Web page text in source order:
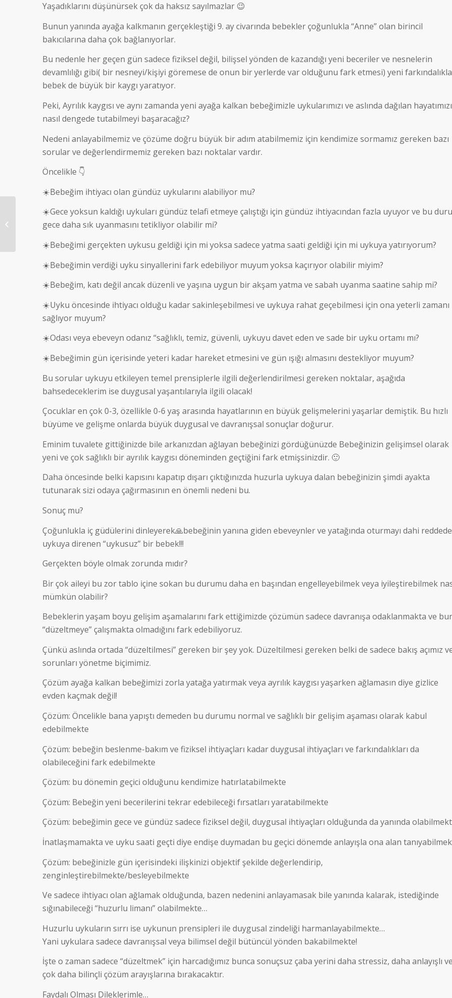
Yaşadıklarını düşünürsek çok da haksız sayılmazlar 😉
Bunun yanında ayağa kalkmanın gerçekleştiği 9. ay civarında bebekler çoğunlukla “Anne” olan birincil
bakıcılarına daha çok bağlanıyorlar.
Bu nedenle her geçen gün sadece fiziksel değil, bilişsel yönden de kazandığı yeni beceriler ve nesnelerin
devamlılığı gibi( bir nesneyi/kişiyi göremese de onun bir yerlerde var olduğunu fark etmesi) yeni
bebek de büyük bir kaygı yaratıyor.
Peki, Ayrılık kaygısı ve aynı zamanda yeni ayağa kalkan bebeğimizle uykularımızı ve aslında dağılan hayatımızı
nasıl dengede tutabilmeyi başaracağız?
Nedeni anlayabilmemiz ve çözüme doğru büyük bir adım atabilmemiz için kendimize sormamız gereken bazı
sorular ve değerlendirmemiz gereken bazı noktalar vardır.
Öncelikle 👇
☀️Bebeğim ihtiyacı olan gündüz uykularını alabiliyor mu?
☀️Gece yoksun kaldığı uykuları gündüz telafi etmeye çalıştığı için gündüz ihtiyacından fazla uyuyor ve bu
gece daha sık uyanmasını tetikliyor olabilir mi?
☀️Bebeğimi gerçekten uykusu geldiği için mi yoksa sadece yatma saati geldiği için mi uykuya yatırıyorum?
☀️Bebeğimin verdiği uyku sinyallerini fark edebiliyor muyum yoksa kaçırıyor olabilir miyim?
☀️Bebeğim, katı değil ancak düzenli ve yaşına uygun bir akşam yatma ve sabah uyanma saatine sahip mi?
☀️Uyku öncesinde ihtiyacı olduğu kadar sakinleşebilmesi ve uykuya rahat geçebilmesi için ona yeterli zamanı
sağlıyor muyum?
☀️Odası veya ebeveyn odanız “sağlıklı, temiz, güvenli, uykuyu davet eden ve sade bir uyku ortamı mı?
☀️Bebeğimin gün içerisinde yeteri kadar hareket etmesini ve gün ışığı almasını destekliyor muyum?
Bu sorular uykuyu etkileyen temel prensiplerle ilgili değerlendirilmesi gereken noktalar, aşağıda
bahsedeceklerim ise duygusal yaşantılarıyla ilgili olacak!
Çocuklar en çok 0-3, özellikle 0-6 yaş arasında hayatlarının en büyük gelişmelerini yaşarlar demiştik. Bu hızlı
büyüme ve gelişme onlarda büyük duygusal ve davranışsal sonuçlar doğurur.
Eminim tuvalete gittiğinizde bile arkanızdan ağlayan bebeğinizi gördüğünüzde Bebeğinizin gelişimsel olarak
yeni ve çok sağlıklı bir ayrılık kaygısı döneminden geçtiğini fark etmişsinizdir. 🙂
Daha öncesinde belki kapısını kapatıp dışarı çıktığınızda huzurla uykuya dalan bebeğinizin şimdi ayakta
tutunarak sizi odaya çağırmasının en önemli nedeni bu.
Sonuç mu?
Çoğunlukla iç güdülerini dinleyerek🙏bebeğinin yanına giden ebeveynler ve yatağında oturmayı dahi
uykuya direnen “uykusuz” bir bebek!!!
Gerçekten böyle olmak zorunda mıdır?
Bir çok aileyi bu zor tablo içine sokan bu durumu daha en başından engelleyebilmek veya iyileştirebilmek
mümkün olabilir?
Bebeklerin yaşam boyu gelişim aşamalarını fark ettiğimizde çözümün sadece davranışa odaklanmakta ve
“düzeltmeye” çalışmakta olmadığını fark edebiliyoruz.
Çünkü aslında ortada “düzeltilmesi” gereken bir şey yok. Düzeltilmesi gereken belki de sadece bakış açımız
sorunları yönetme biçimimiz.
Çözüm ayağa kalkan bebeğimizi zorla yatağa yatırmak veya ayrılık kaygısı yaşarken ağlamasın diye gizlice
evden kaçmak değil!
Çözüm: Öncelikle bana yapıştı demeden bu durumu normal ve sağlıklı bir gelişim aşaması olarak kabul
edebilmekte
Çözüm: bebeğin beslenme-bakım ve fiziksel ihtiyaçları kadar duygusal ihtiyaçları ve farkındalıkları da
olabileceğini fark edebilmekte
Çözüm: bu dönemin geçici olduğunu kendimize hatırlatabilmekte
Çözüm: Bebeğin yeni becerilerini tekrar edebileceği fırsatları yaratabilmekte
Çözüm: bebeğimin gece ve gündüz sadece fiziksel değil, duygusal ihtiyaçları olduğunda da yanında
İnatlaşmamakta ve uyku saati geçti diye endişe duymadan bu geçici dönemde anlayışla ona alan
Çözüm: bebeğinizle gün içerisindeki ilişkinizi objektif şekilde değerlendirip,
zenginleştirebilmekte/besleyebilmekte
Ve sadece ihtiyacı olan ağlamak olduğunda, bazen nedenini anlayamasak bile yanında kalarak, istediğinde
sığınabileceği “huzurlu limanı” olabilmekte…
Huzurlu uykuların sırrı ise uykunun prensipleri ile duygusal zindeliği harmanlayabilmekte…
Yani uykulara sadece davranışsal veya bilimsel değil bütüncül yönden bakabilmekte!
İşte o zaman sadece “düzeltmek” için harcadığımız bunca sonuçsuz çaba yerini daha stressiz, daha anlayışlı
çok daha bilinçli çözüm arayışlarına bırakacaktır.
Faydalı Olması Dileklerimle…
Beslenme ( Emzirme
İlişkisini Nasıl
Kesersiniz?